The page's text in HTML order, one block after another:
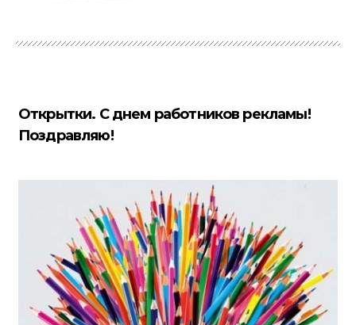
Открытки. С днем работников рекламы!
Поздравляю!